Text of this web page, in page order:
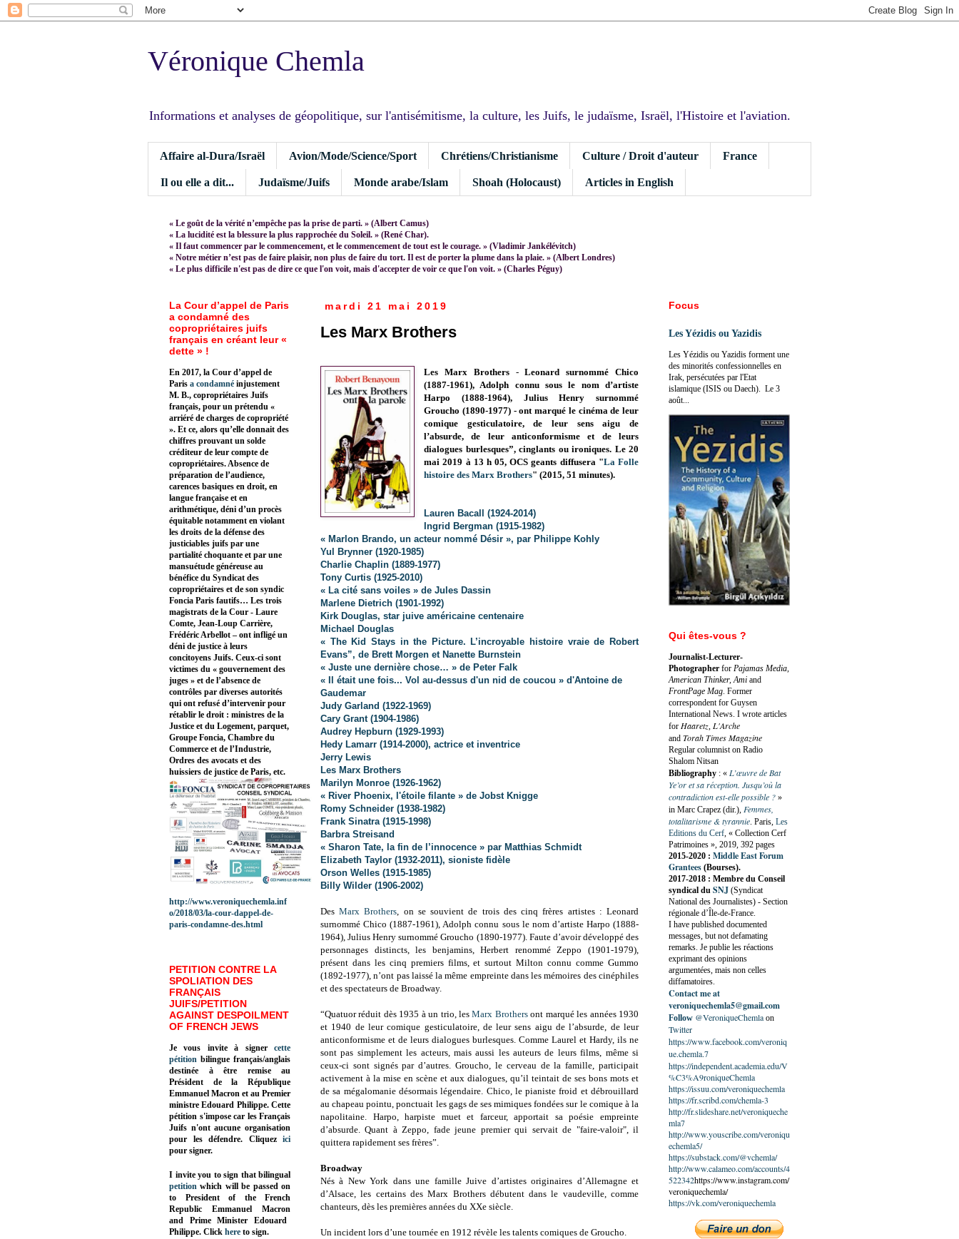
Véronique Chemla
Informations et analyses de géopolitique, sur l'antisémitisme, la culture, les Juifs, le judaïsme, Israël, l'Histoire et l'aviation.
Affaire al-Dura/Israël Avion/Mode/Science/Sport Chrétiens/Christianisme Culture / Droit d'auteur France
Il ou elle a dit... Judaïsme/Juifs Monde arabe/Islam Shoah (Holocaust) Articles in English
« Le goût de la vérité n’empêche pas la prise de parti. » (Albert Camus)
« La lucidité est la blessure la plus rapprochée du Soleil. » (René Char).
« Il faut commencer par le commencement, et le commencement de tout est le courage. » (Vladimir Jankélévitch)
« Notre métier n’est pas de faire plaisir, non plus de faire du tort. Il est de porter la plume dans la plaie. » (Albert Londres)
« Le plus difficile n'est pas de dire ce que l'on voit, mais d'accepter de voir ce que l'on voit. » (Charles Péguy)
mardi 21 mai 2019
Les Marx Brothers
Les Marx Brothers -Leonard surnommé Chico
(1887-1961), Adolph connu sous le nom d’artiste
Harpo (1888-1964), Julius Henry surnommé
Groucho (1890-1977) - ont marqué le cinéma de leur
comique gesticulatoire, de leur sens aigu de
l’absurde, de leur anticonformisme et de leurs
dialogues burlesques”, cinglants ou ironiques. Le 20
mai 2019 à 13 h 05,OCS geants diffusera "La Folle
histoire des Marx Brothers" (2015, 51 minutes).
Lauren Bacall (1924-2014)
Ingrid Bergman (1915-1982)
« Marlon Brando, un acteur nommé Désir », par Philippe Kohly
Yul Brynner (1920-1985)
Charlie Chaplin (1889-1977)
Tony Curtis (1925-2010)
« La cité sans voiles » de Jules Dassin
Marlene Dietrich (1901-1992)
Kirk Douglas, star juive américaine centenaire
Michael Douglas
« The Kid Stays in the Picture. L’incroyable histoire vraie de Robert
Evans”, de Brett Morgen et Nanette Burnstein
« Juste une dernière chose… » de Peter Falk
« Il était une fois... Vol au-dessus d'un nid de coucou » d'Antoine de
Gaudemar
Judy Garland (1922-1969)
Cary Grant (1904-1986)
Audrey Hepburn (1929-1993)
Hedy Lamarr (1914-2000), actrice et inventrice
Jerry Lewis
Les Marx Brothers
Marilyn Monroe (1926-1962)
« River Phoenix, l'étoile filante » de Jobst Knigge
Romy Schneider (1938-1982)
Frank Sinatra (1915-1998)
Barbra Streisand
« Sharon Tate, la fin de l’innocence » par Matthias Schmidt
Elizabeth Taylor (1932-2011), sioniste fidèle
Orson Welles (1915-1985)
Billy Wilder (1906-2002)
DesMarx Brothers, on se souvient de trois des cinq frères artistes : Leonard
surnommé Chico (1887-1961), Adolph connu sous le nom d’artiste Harpo (1888-
1964), Julius Henry surnommé Groucho (1890-1977). Faute d’avoir développé des
personnages distincts, les benjamins, Herbert renommé Zeppo (1901-1979),
présent dans les cinq premiers films, et surtout Milton connu comme Gummo
(1892-1977), n’ont pas laissé la même empreinte dans les mémoires des cinéphiles
et des spectateurs de Broadway.
“Quatuor réduit dès 1935 à un trio, lesMarx Brothersont marqué les années 1930
et 1940 de leur comique gesticulatoire, de leur sens aigu de l’absurde, de leur
anticonformisme et de leurs dialogues burlesques. Comme Laurel et Hardy, ils ne
sont pas simplement les acteurs, mais aussi les auteurs de leurs films, même si
ceux-ci sont signés par d’autres. Groucho, le cerveau de la famille, participait
activement à la mise en scène et aux dialogues, qu’il teintait de ses bons mots et
de sa mégalomanie désormais légendaire. Chico, le pianiste froid et débrouillard
au chapeau pointu, ponctuait les gags de ses mimiques fondées sur le comique à la
napolitaine. Harpo, harpiste muet et farceur, apportait sa poésie empreinte
d’absurde. Quant à Zeppo, fade jeune premier qui servait de "faire-valoir", il
quittera rapidement ses frères”.
Broadway
Nés à New York dans une famille Juive d’artistes originaires d’Allemagne et
d’Alsace, les certains des Marx Brothers débutent dans le vaudeville, comme
chanteurs, dès les premières années du XXe siècle.
Un incident lors d’une tournée en 1912 révèle les talents comiques de Groucho.
La Cour d’appel de Paris
a condamné des
copropriétaires juifs
français en créant leur «
dette » !
En 2017, la Cour d’appel de
Paris a condamné injustement
M. B., copropriétaires Juifs
français, pour un prétendu «
arriéré de charges de copropriété
». Et ce, alors qu’elle donnait des
chiffres prouvant un solde
créditeur de leur compte de
copropriétaires. Absence de
préparation de l’audience,
carences basiques en droit, en
langue française et en
arithmétique, déni d’un procès
équitable notamment en violant
les droits de la défense des
justiciables juifs par une
partialité choquante et par une
mansuétude généreuse au
bénéfice du Syndicat des
copropriétaires et de son syndic
Foncia Paris fautifs… Les trois
magistrats de la Cour - Laure
Comte, Jean-Loup Carrière,
Frédéric Arbellot – ont infligé un
déni de justice à leurs
concitoyens Juifs. Ceux-ci sont
victimes du « gouvernement des
juges » et de l’absence de
contrôles par diverses autorités
qui ont refusé d’intervenir pour
rétablir le droit : ministres de la
Justice et du Logement, parquet,
Groupe Foncia, Chambre du
Commerce et de l’Industrie,
Ordres des avocats et des
huissiers de justice de Paris, etc.
http://www.veroniquechemla.inf
o/2018/03/la-cour-dappel-de-
paris-condamne-des.html
PETITION CONTRE LA
SPOLIATION DES
FRANÇAIS
JUIFS/PETITION
AGAINST DESPOILMENT
OF FRENCH JEWS
Je vous invite à signer cette
pétition bilingue français/anglais
destinée à être remise au
Président de la République
Emmanuel Macron et au Premier
ministre Edouard Philippe. Cette
pétition s'impose car les Français
Juifs n'ont aucune organisation
pour les défendre. Cliquez
ici
pour signer.
I invite you to sign that bilingual
petition which will be passed on
to President of the French
Republic Emmanuel Macron
and Prime Minister Edouard
Philippe. Click here to sign.
Focus
Les Yézidis ou Yazidis
Les Yézidis ou Yazidis forment une
des minorités confessionnelles en
Irak, persécutées par l'Etat
islamique (ISIS ou Daech). Le 3
août...
Qui êtes-vous ?
Journalist-Lecturer-
Photographer for Pajamas Media,
American Thinker, Ami and
FrontPage Mag. Former
correspondent for Guysen
International News. I wrote articles
for Haaretz, L'Arche
and Torah Times Magazine
Regular columnist on Radio
Shalom Nitsan
Bibliography : « L’œuvre de Bat
Ye’or et sa réception. Jusqu’où la
contradiction est-elle possible ? »
in Marc Crapez (dir.), Femmes,
totalitarisme & tyrannie. Paris, Les
Editions du Cerf, « Collection Cerf
Patrimoines », 2019, 392 pages
2015-2020 : Middle East Forum
Grantees (Bourses).
2017-2018 : Membre du Conseil
syndical du SNJ (Syndicat
National des Journalistes) - Section
régionale d’Île-de-France.
I have published documented
messages, but not defamating
remarks. Je publie les réactions
exprimant des opinions
argumentées, mais non celles
diffamatoires.
Contact me at
veroniquechemla5@gmail.com
Follow @VeroniqueChemlaon
Twitter
https://www.facebook.com/veroniq
ue.chemla.7
https://independent.academia.edu/V
%C3%A9roniqueChemla
https://issuu.com/veroniquechemla
https://fr.scribd.com/chemla-3
http://fr.slideshare.net/veroniqueche
mla7
http://www.youscribe.com/veroniqu
echemla5/
https://substack.com/@vchemla/
http://www.calameo.com/accounts/4
522342https://www.instagram.com/
veroniquechemla/
https://vk.com/veroniquechemla